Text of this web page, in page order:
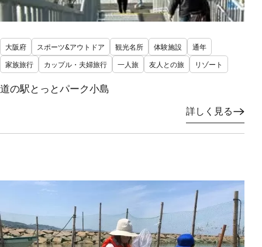
大阪府 スポーツ&アウトドア 観光名所 体験施設
通年
家族旅行
カップル・夫婦旅行 一人旅 友人との旅 リゾート
道の駅とっとパーク小島
詳しく見る